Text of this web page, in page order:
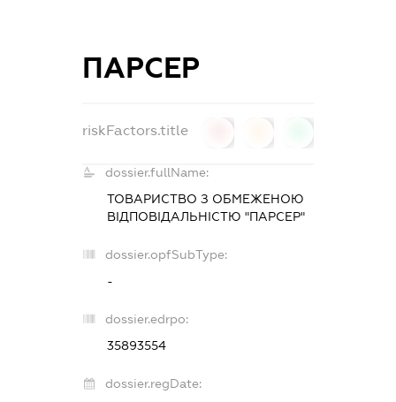
ПАРСЕР
riskFactors.title
dossier.fullName:
ТОВАРИСТВО З ОБМЕЖЕНОЮ
ВІДПОВІДАЛЬНІСТЮ "ПАРСЕР"
dossier.opfSubType:
-
dossier.edrpo:
35893554
dossier.regDate: